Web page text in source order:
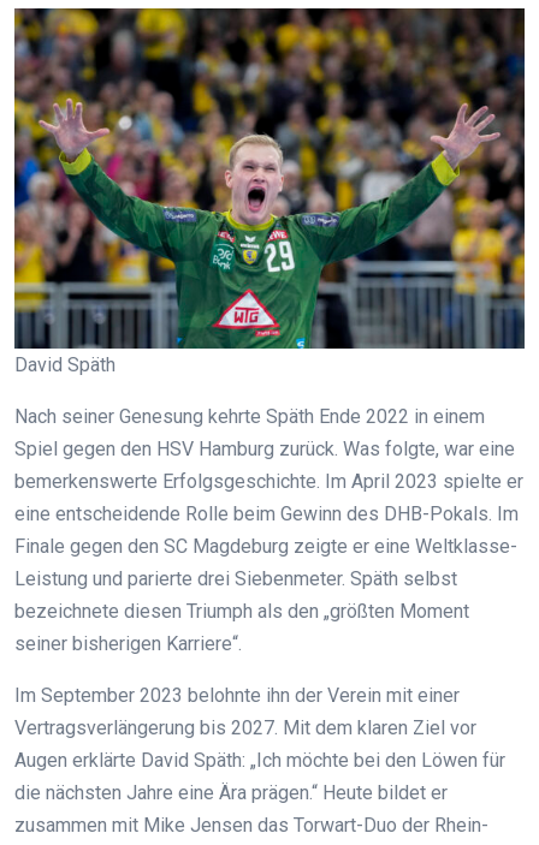
David Späth
Nach seiner Genesung kehrte Späth Ende 2022 in einem
Spiel gegen den HSV Hamburg zurück. Was folgte, war eine
bemerkenswerte Erfolgsgeschichte. Im April 2023 spielte er
eine entscheidende Rolle beim Gewinn des DHB-Pokals. Im
Finale gegen den SC Magdeburg zeigte er eine Weltklasse-
Leistung und parierte drei Siebenmeter. Späth selbst
bezeichnete diesen Triumph als den „größten Moment
seiner bisherigen Karriere“.
Im September 2023 belohnte ihn der Verein mit einer
Vertragsverlängerung bis 2027. Mit dem klaren Ziel vor
Augen erklärte David Späth: „Ich möchte bei den Löwen für
die nächsten Jahre eine Ära prägen.“ Heute bildet er
zusammen mit Mike Jensen das Torwart-Duo der Rhein-